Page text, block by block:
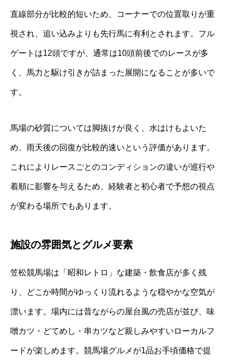
直線部分が比較的短いため、コーナーでの位置取りが重
視され、追い込みよりも先行馬に有利とされます。フル
ゲートは12頭ですが、通常は10頭前後でのレースが多
く、馬力と駆け引きが詰まった展開になることが多いで
す。
馬場の砂質については脚抜けが良く、水はけもよいた
め、雨天後の回復が比較的速いという評価があります。
これによりレースごとのコンディションの違いが巡行や
着順に影響を与えるため、経験者と初心者で予想の視点
が変わる場所でもあります。
施設の雰囲気とグルメ要素
笠松競馬場は「昭和レトロ」な建築・飲食店が多く残
り、どこか時間がゆっくり流れるような穏やかな空気が
漂います。場内には昔ながらの屋台風の売店が並び、味
噌カツ・どてめし・串カツなど親しみやすいローカルフ
ードが楽しめます。競馬場グルメが1品お手頃価格で提